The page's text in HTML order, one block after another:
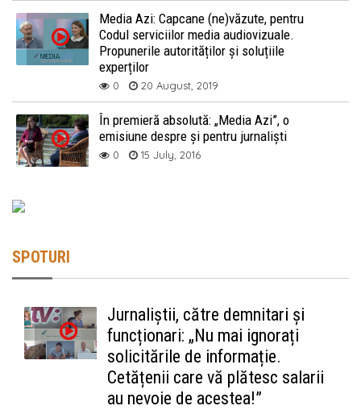
Media Azi: Capcane (ne)văzute, pentru
Codul serviciilor media audiovizuale.
Propunerile autorităților și soluțiile
experților
0 20 August, 2019
În premieră absolută: „Media Azi”, o
emisiune despre și pentru jurnaliști
0 15 July, 2016
SPOTURI
Jurnaliștii, către demnitari și
funcționari: „Nu mai ignorați
solicitările de informație.
Cetățenii care vă plătesc salarii
au nevoie de acestea!”